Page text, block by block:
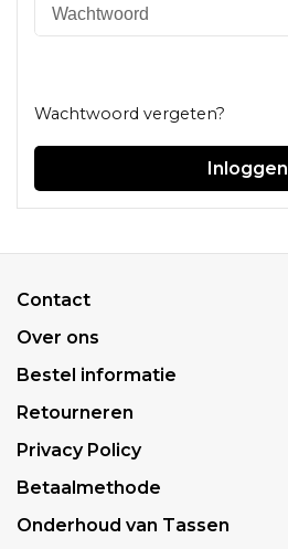
Wachtwoord vergeten?
Inloggen
Contact
Over ons
Bestel informatie
Retourneren
Privacy Policy
Betaalmethode
Onderhoud van Tassen